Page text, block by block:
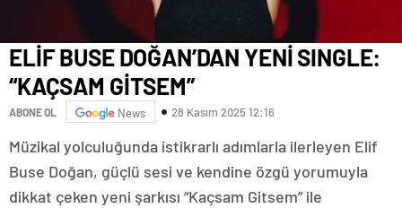
ELİF BUSE DOĞAN’DAN YENİ SINGLE:
“KAÇSAM GİTSEM”
ABONE OL News 28 Kasım 2025 12:16
Müzikal yolculuğunda istikrarlı adımlarla ilerleyen Elif
Buse Doğan, güçlü sesi ve kendine özgü yorumuyla
dikkat çeken yeni şarkısı “Kaçsam Gitsem” ile